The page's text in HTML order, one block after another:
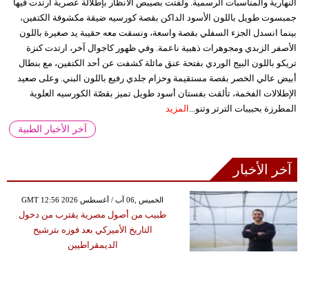
النهارية والمناسبات الرسمية. ولفتت بصيبص الأنظار بإطلالة عصرية ارتدت فيها
جمبسوت طويل باللون الأسود الداكن بقصة كورسيه ضيقة مكشوفة الكتفين،
بينما انسدل الجزء السفلي بقصة واسعة، ونسقت معه حقيبة يد صغيرة باللون
الأصفر الزبدي ومجوهرات ذهبية ناعمة. وفي ظهور كاجوال آخر، ارتدت كنزة
تريكو باللون البيج الوردي بفتحة عنق مائلة كشفت عن أحد الكتفين، مع بنطال
أبيض عالي الخصر بقصة مستقيمة وحزام جلدي رفيع باللون البني. وعلى صعيد
الإطلالات الفخمة، تألقت بفستان أسود طويل تميز بقصّة الكورسيه العلوية
المطرزة بحبيبات الترتر وتنو...
المزيد
آخر الأخبار الطبية
آخر الأخبار
GMT 12:56 2026 الخميس ,06 آب / أغسطس
طبيب من أصول مصرية يقترب من دخول
التاريخ الأميركي بعد فوزه بترشيح
الديمقراطيين